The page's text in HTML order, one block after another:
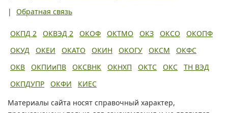
|
Обратная связь
ОКПД 2 ОКВЭД 2 ОКОФ ОКТМО ОКЗ ОКСО
ОКОПФ
ОКУД
ОКЕИ ОКАТО ОКИН ОКОГУ ОКСМ
ОКФС
ОКВ
ОКПИиПВ ОКСВНК ОКНХП ОКТС ОКС
ТН ВЭД
ОКПДУПР
ОКФИ
КИЕС
Материалы сайта носят справочный характер,